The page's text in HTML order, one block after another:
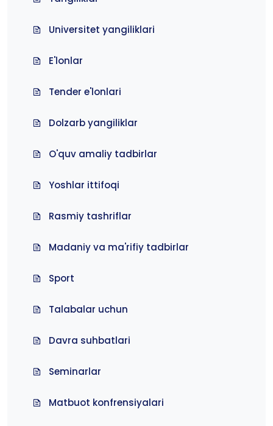
Universitet yangiliklari
E'lonlar
Tender e'lonlari
Dolzarb yangiliklar
O'quv amaliy tadbirlar
Yoshlar ittifoqi
Rasmiy tashriflar
Madaniy va ma'rifiy tadbirlar
Sport
Talabalar uchun
Davra suhbatlari
Seminarlar
Matbuot konfrensiyalari